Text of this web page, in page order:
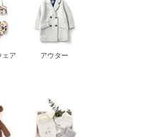
ェア アウター